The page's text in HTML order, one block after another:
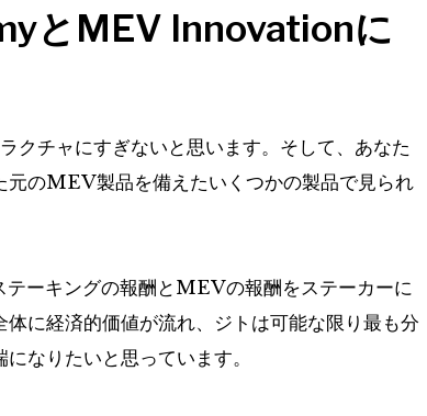
とMEV Innovationに
チャにすぎないと思います。そして、あなた
元のMEV製品を備えたいくつかの製品で見られ
ーキングの報酬とMEVの報酬をステーカーに
に経済的価値が流れ、ジトは可能な限り最も分
なりたいと思っています。